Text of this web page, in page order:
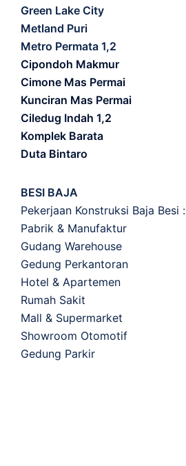
Green Lake City
Metland Puri
Metro Permata 1,2
Cipondoh Makmur
Cimone Mas Permai
Kunciran Mas Permai
Ciledug Indah 1,2
Komplek Barata
Duta Bintaro
BESI BAJA
Pekerjaan Konstruksi Baja Besi :
Pabrik & Manufaktur
Gudang Warehouse
Gedung Perkantoran
Hotel & Apartemen
Rumah Sakit
Mall & Supermarket
Showroom Otomotif
Gedung Parkir